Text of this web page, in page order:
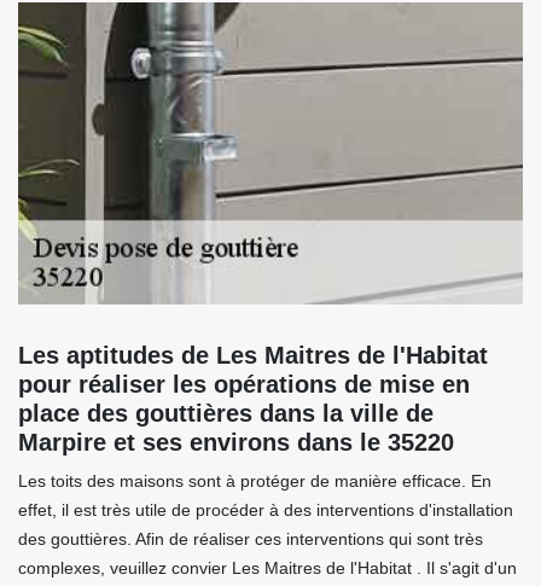
Les aptitudes de Les Maitres de l'Habitat
pour réaliser les opérations de mise en
place des gouttières dans la ville de
Marpire et ses environs dans le 35220
Les toits des maisons sont à protéger de manière efficace. En
effet, il est très utile de procéder à des interventions d'installation
des gouttières. Afin de réaliser ces interventions qui sont très
complexes, veuillez convier Les Maitres de l'Habitat . Il s'agit d'un